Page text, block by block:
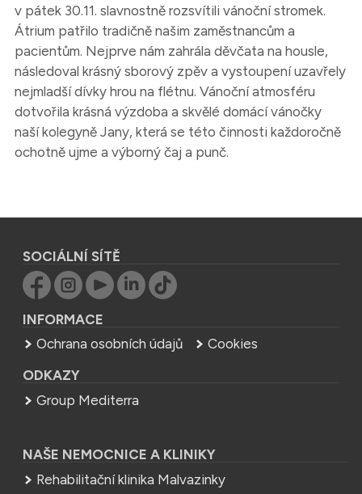
v pátek 30.11. slavnostně rozsvítili vánoční stromek.
Átrium patřilo tradičně našim zaměstnancům a
pacientům. Nejprve nám zahrála děvčata na housle,
následoval krásný sborový zpěv a vystoupení uzavřely
nejmladší dívky hrou na flétnu. Vánoční atmosféru
dotvořila krásná výzdoba a skvělé domácí vánočky
naší kolegyně Jany, která se této činnosti každoročně
ochotně ujme a výborný čaj a punč.
SOCIÁLNÍ SÍTĚ
INFORMACE
Ochrana osobních údajů
Cookies
ODKAZY
Group Mediterra
NAŠE NEMOCNICE A KLINIKY
Rehabilitační klinika Malvazinky